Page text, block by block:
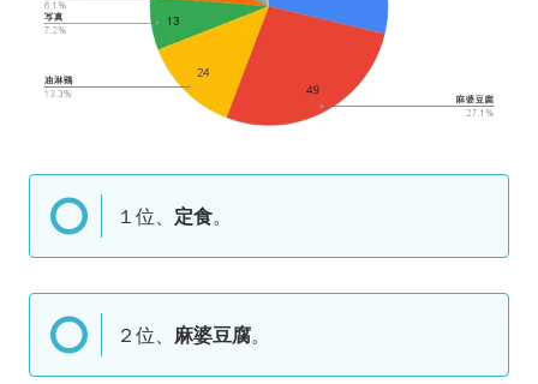
１位、 定食。
２位、 麻婆豆腐。